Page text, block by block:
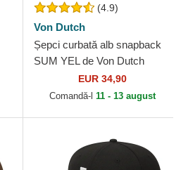
(4.9)
Von Dutch
Șepci curbată alb snapback
SUM YEL de Von Dutch
EUR 34,90
Comandă-l 11 - 13 august